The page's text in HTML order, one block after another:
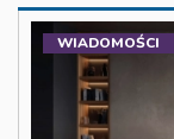
WIADOMOŚCI